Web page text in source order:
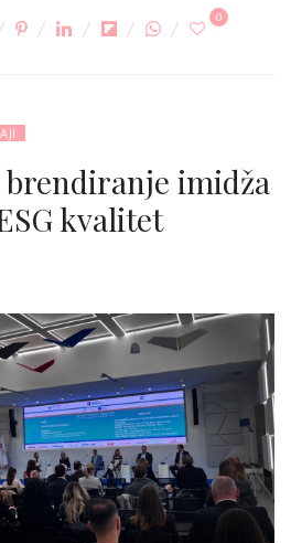
0
imidža
kvalitet